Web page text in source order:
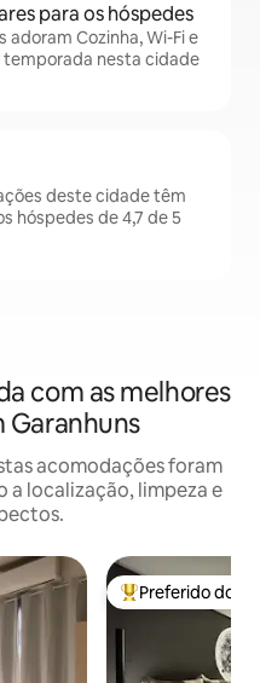
para os hóspedes
adoram Cozinha, Wi-Fi e
temporada nesta cidade
deste cidade têm
hóspedes de 4,7 de 5
com as melhores
Garanhuns
acomodações foram
a localização, limpeza e
Entre os
Preferido dos